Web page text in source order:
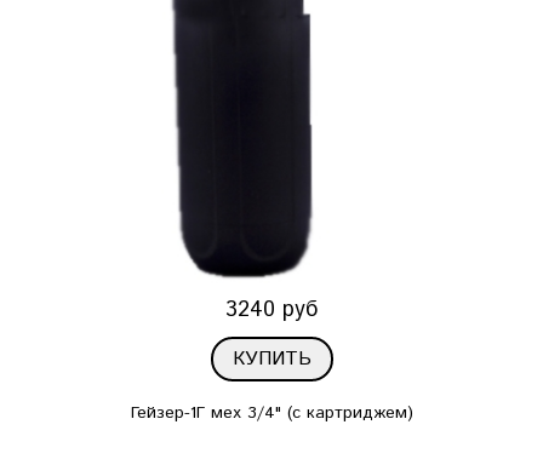
3240 руб
КУПИТЬ
Гейзер-1Г мех 3/4" (с картриджем)